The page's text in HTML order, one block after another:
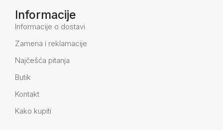
Informacije
Informacije o dostavi
Zamena i reklamacije
Najčešća pitanja
Butik
Kontakt
Kako kupiti